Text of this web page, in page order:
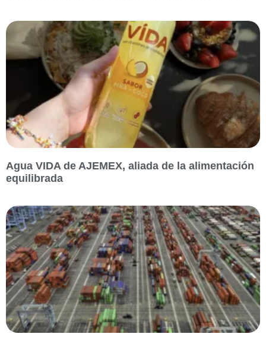
Agua VIDA de AJEMEX, aliada de la alimentación
equilibrada